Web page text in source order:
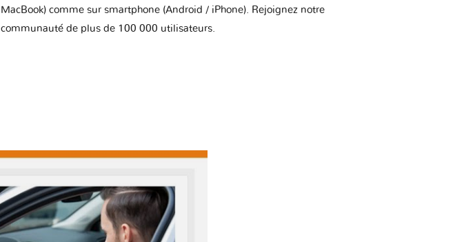
MacBook) comme sur smartphone (Android / iPhone). Rejoignez notre
communauté de plus de 100 000 utilisateurs.